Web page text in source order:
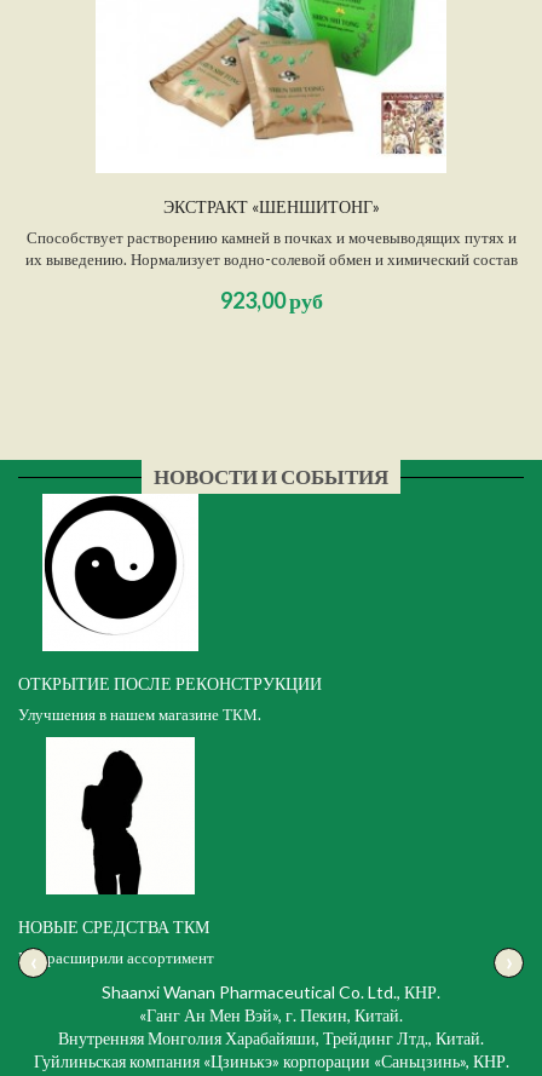
ЭКСТРАКТ «ШЕНШИТОНГ»
Способствует растворению камней в почках и мочевыводящих путях и
их выведению. Нормализует водно-солевой обмен и химический состав
противовоспалительное, спазмолитическое, противоболевое действие.
923,00 руб
НОВОСТИ И СОБЫТИЯ
ОТКРЫТИЕ ПОСЛЕ РЕКОНСТРУКЦИИ
Улучшения в нашем магазине ТКМ.
НОВЫЕ СРЕДСТВА ТКМ
Мы расширили ассортимент
‹ ›
Shaanxi Wanan Pharmaceutical Co. Ltd., КНР.
«Ганг Ан Мен Вэй», г. Пекин, Китай.
Внутренняя Монголия Харабайяши, Трейдинг Лтд., Китай.
Гуйлиньская компания «Цзинькэ» корпорации «Саньцзинь», КНР.